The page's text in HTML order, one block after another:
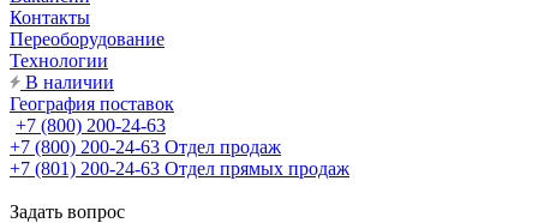
Контакты
Переоборудование
Технологии
В наличии
География поставок
+7 (800) 200-24-63
+7 (800) 200-24-63 Отдел продаж
+7 (801) 200-24-63 Отдел прямых продаж
Задать вопрос